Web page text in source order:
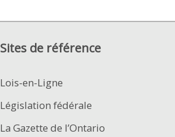
Sites de référence
Lois-en-Ligne
Législation fédérale
La Gazette de l’Ontario